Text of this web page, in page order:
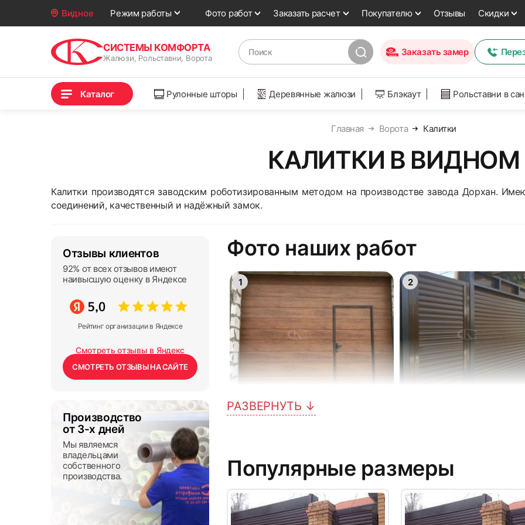
Видное Режим работы Фото работ Заказать расчет Покупателю Отзывы Скидки
СИСТЕМЫ КОМФОРТА
Жалюзи, Рольставни, Ворота
Заказать замер
Каталог Рулонные шторы Деревянные жалюзи Блэкаут Рольставни в
Главная Ворота Калитки
КАЛИТКИ В ВИДНОМ
Калитки производятся заводским роботизированным методом на производстве завода Дорхан.
соединений, качественный и надёжный замок.
Отзывы клиентов
92% от всех отзывов имеют
наивысшую оценку в Яндексе
Рейтинг организации в Яндексе
Смотреть отзывы в Яндекс
СМОТРЕТЬ ОТЗЫВЫ НА САЙТЕ
Производство
от 3-х дней
Мы являемся
владельцами
собственного
производства.
Фото наших работ
1 2
4
РАЗВЕРНУТЬ ↓
Популярные размеры